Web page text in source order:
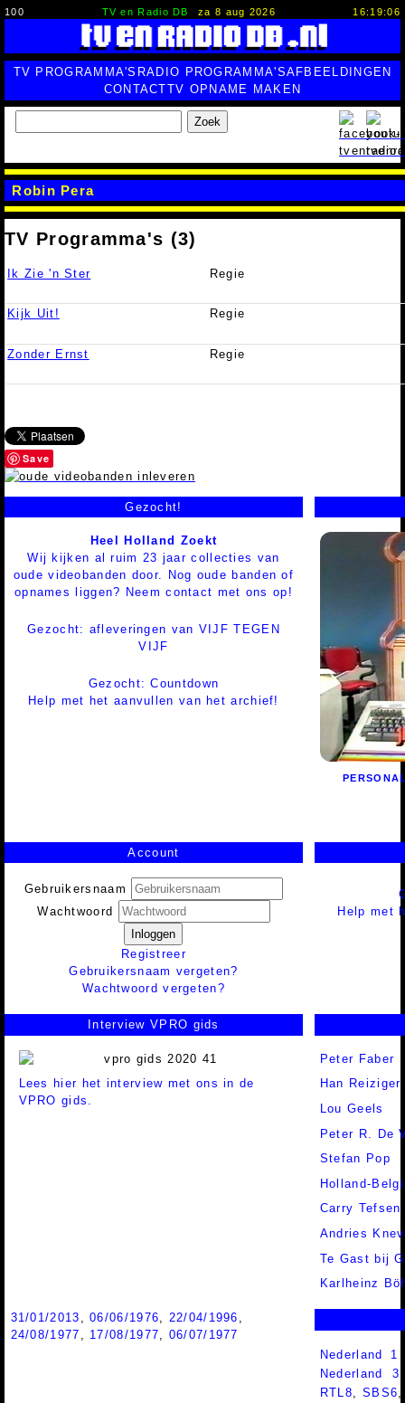
100 TV en Radio DB za 8 aug 2026 16:19:07
TV PROGRAMMA'S RADIO PROGRAMMA'SAFBEELDINGEN
CONTACTTV OPNAME MAKEN
Zoek
Robin Pera
TV Programma's (3)
Ik Zie 'n Ster Regie
Kijk Uit! Regie
Zonder Ernst Regie
Save
Gezocht!
Heel Holland Zoekt
Wij kijken al ruim 23 jaar collecties van
oude videobanden door. Nog oude banden of
opnames liggen? Neem contact met ons op!
Gezocht: afleveringen van VIJF TEGEN
VIJF
Gezocht: Countdown
Help met het aanvullen van het archief!
Account
Gebruikersnaam
Wachtwoord
Inloggen
Registreer
Gebruikersnaam vergeten?
Wachtwoord vergeten?
Help met
Interview VPRO gids
Lees hier het interview met ons in de
VPRO gids.
Peter Faber
Han Reiziger
Lou Geels
Peter R. De
Stefan Pop
Holland-
Carry Tefsen
Andries
Te Gast bij
Karlheinz
31/01/2013 ,06/06/1976, 22/04/1996 ,
24/08/1977 , 17/08/1977, 06/07/1977
Nederland
Nederland
RTL8 ,SBS6